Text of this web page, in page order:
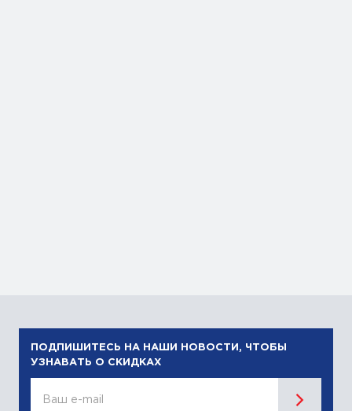
ПОДПИШИТЕСЬ НА НАШИ НОВОСТИ, ЧТОБЫ
УЗНАВАТЬ О СКИДКАХ
Ваш e-mail